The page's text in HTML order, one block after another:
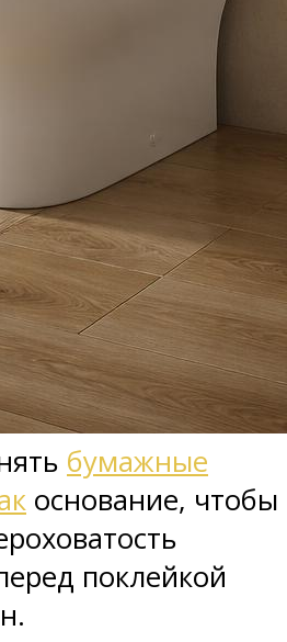
бумажные
основание, чтобы
поклейкой